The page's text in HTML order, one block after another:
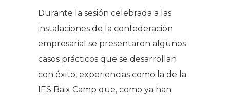
Durante la sesión celebrada a las
instalaciones de la confederación
empresarial se presentaron algunos
casos prácticos que se desarrollan
con éxito, experiencias como la de la
IES Baix Camp que, como ya han